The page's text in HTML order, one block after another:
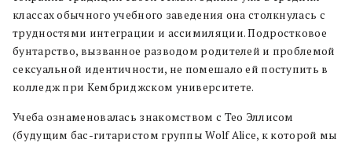
классах обычного учебного заведения она столкнулась с
трудностями интеграции и ассимиляции. Подростковое
бунтарство, вызванное разводом родителей и проблемой
сексуальной идентичности, не помешало ей поступить в
колледж при Кембриджском университете.
Учеба ознаменовалась знакомством с Тео Эллисом
(будущим бас-гитаристом группы Wolf Alice, к которой мы